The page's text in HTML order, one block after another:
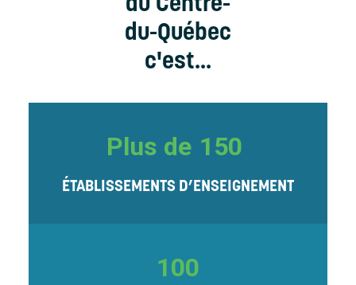
du-Québec
c'est...
Plus de 150
ÉTABLISSEMENTS D’ENSEIGNEMENT
100